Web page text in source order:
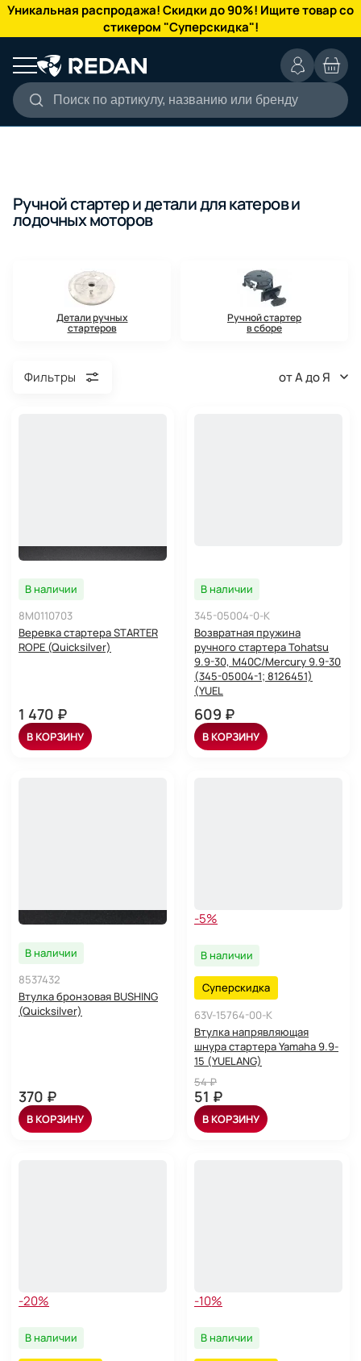
Уникальная распродажа! Скидки до 90%! Ищите товар со
стикером "Суперскидка"!
Поиск по артикулу, названию или бренду
КАТАЛОГ
Ручной стартер и детали для катеров и
лодочных моторов
Детали ручных
стартеров
Ручной стартер
в сборе
Фильтры от А до Я
В наличии
8M0110703
Веревка стартера STARTER
ROPE (Quicksilver)
1 470 ₽
В КОРЗИНУ
В наличии
345-05004-0-K
Возвратная пружина
ручного стартера Tohatsu
9.9-30, M40C/Mercury 9.9-30
(345-05004-1; 8126451)
(YUEL
609 ₽
В КОРЗИНУ
В наличии
8537432
Втулка бронзовая BUSHING
(Quicksilver)
370 ₽
В КОРЗИНУ
-5%
В наличии
Суперскидка
63V-15764-00-K
Втулка напрявляющая
шнура стартера Yamaha 9.9-
15 (YUELANG)
54 ₽
51 ₽
В КОРЗИНУ
-20%
В наличии
-10%
В наличии